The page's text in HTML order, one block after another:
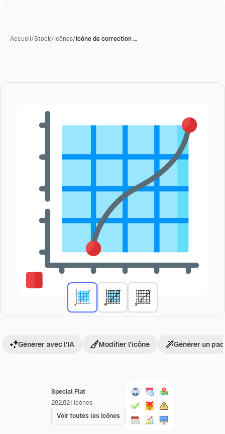
Accueil/Stock/Icônes/Icône de correction …
Special Flat
282,821 Icônes
Voir toutes les icônes
Générer avec l’IA Modifier l’icône Générer un